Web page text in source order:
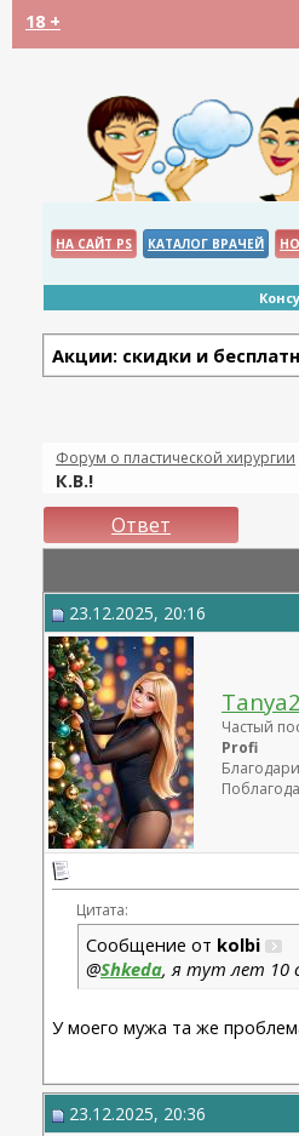
18 +
НА САЙТ PS КАТАЛОГ ВРАЧЕЙ
Акции: скидки и
Форум о пластической хирургии
К.В.!
Ответ
23.12.2025, 20:16
Частый
Profi
Цитата:
Сообщение от kolbi
@Shkeda, я тут лет 10
У моего мужа та же
23.12.2025, 20:36